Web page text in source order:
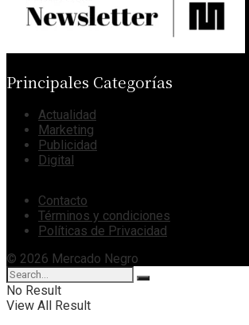
Principales Categorías
Actualidad
Marketing
Publicidad
Digital
Contacto
Términos y condiciones
Políticas de Privacidad
© 2026 Mercado Negro
No Result
View All Result